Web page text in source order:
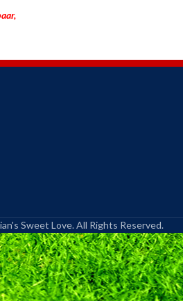
Sweet Love. All Rights Reserved.